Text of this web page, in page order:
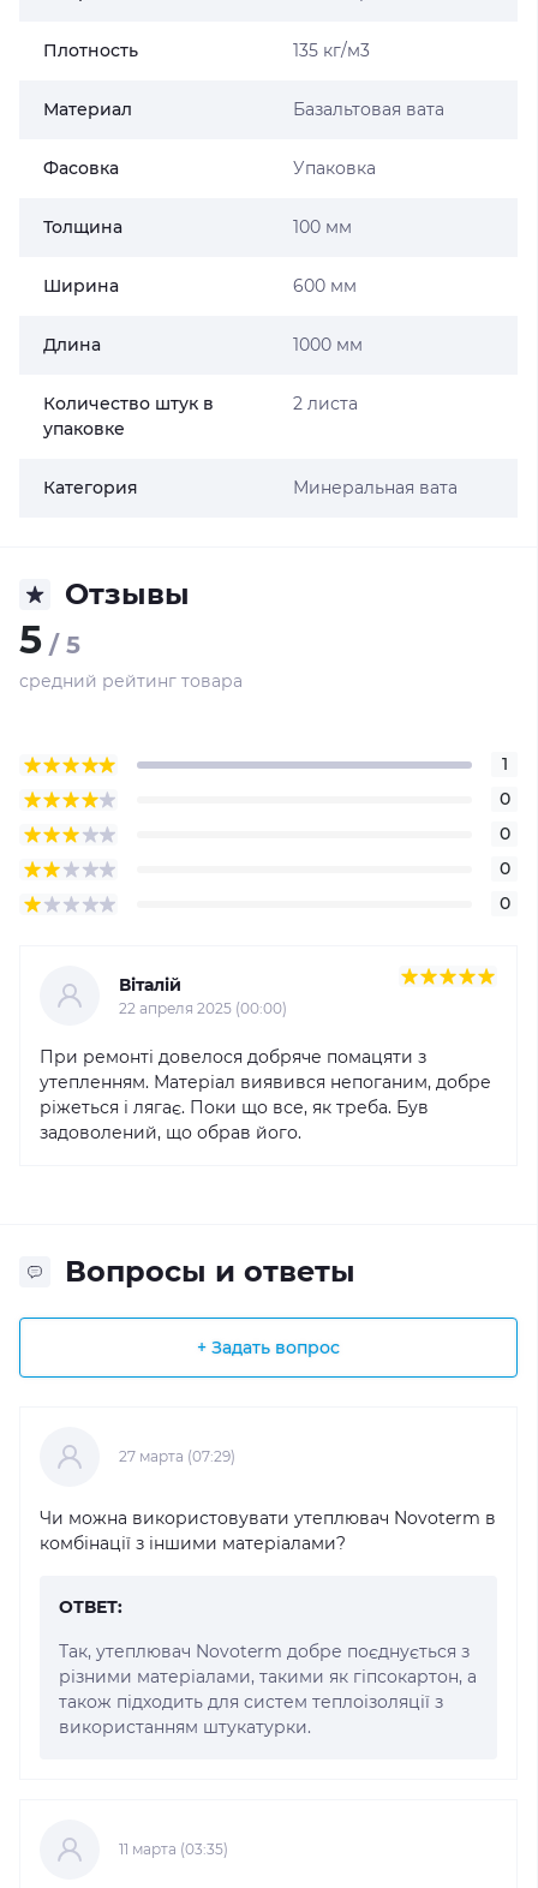
Плотность 135 кг/м3
Материал Базальтовая вата
Фасовка Упаковка
Толщина 100 мм
Ширина 600 мм
Длина 1000 мм
Количество штук в
упаковке
2 листа
Категория Минеральная вата
Отзывы
5 / 5
средний рейтинг товара
1
0
0
0
0
Віталій
22 апреля 2025 (00:00)
При ремонті довелося добряче помацяти з
утепленням. Матеріал виявився непоганим, добре
ріжеться і лягає. Поки що все, як треба. Був
задоволений, що обрав його.
Вопросы и ответы
+ Задать вопрос
27 марта (07:29)
Чи можна використовувати утеплювач Novoterm в
комбінації з іншими матеріалами?
ОТВЕТ:
Так, утеплювач Novoterm добре поєднується з
різними матеріалами, такими як гіпсокартон, а
також підходить для систем теплоізоляції з
використанням штукатурки.
11 марта (03:35)